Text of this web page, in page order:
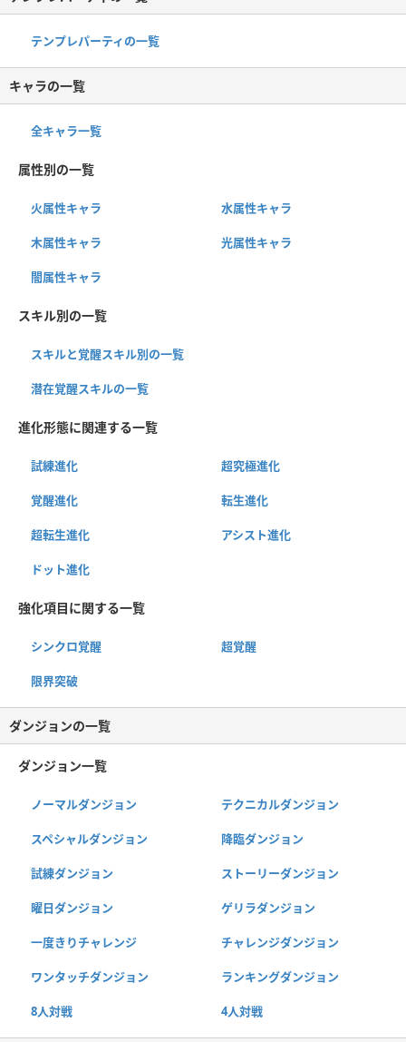
テンプレパーティの一覧
キャラの一覧
全キャラ一覧
属性別の一覧
火属性キャラ 水属性キャラ
木属性キャラ 光属性キャラ
闇属性キャラ
スキル別の一覧
スキルと覚醒スキル別の一覧
潜在覚醒スキルの一覧
進化形態に関連する一覧
試練進化 超究極進化
覚醒進化 転生進化
超転生進化 アシスト進化
ドット進化
強化項目に関する一覧
シンクロ覚醒 超覚醒
限界突破
ダンジョンの一覧
ダンジョン一覧
ノーマルダンジョン テクニカルダンジョン
スペシャルダンジョン 降臨ダンジョン
試練ダンジョン ストーリーダンジョン
曜日ダンジョン ゲリラダンジョン
一度きりチャレンジ チャレンジダンジョン
ワンタッチダンジョン ランキングダンジョン
8人対戦 4人対戦